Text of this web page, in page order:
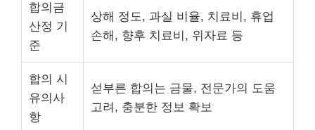
합의금
산정 기
준
상해 정도, 과실 비율, 치료비, 휴업
손해, 향후 치료비, 위자료 등
합의 시
유의사
항
섣부른 합의는 금물, 전문가의 도움
고려, 충분한 정보 확보